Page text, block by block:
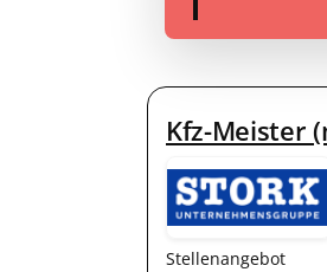
Kfz-Meister
Stellenangebot